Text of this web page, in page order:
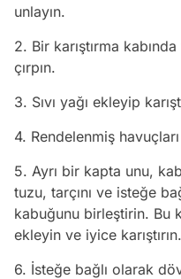
unlayın.
2. Bir karıştırma
çırpın.
3. Sıvı yağı ekleyip
4. Rendelenmiş
5. Ayrı bir kapta unu,
tuzu, tarçını ve isteğe
kabuğunu birleştirin. Bu
ekleyin ve iyice karıştırın.
6. İsteğe bağlı olarak